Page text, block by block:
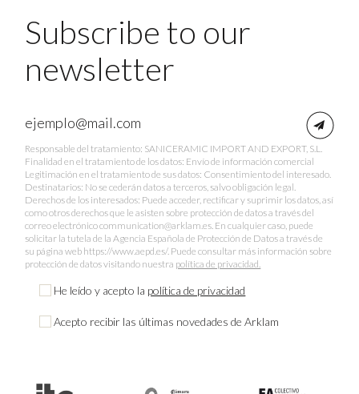
Subscribe to our
newsletter
Responsable del tratamiento: SANICERAMIC IMPORT AND EXPORT, S.L.
Finalidad en el tratamiento de los datos: Envío de información comercial
Legitimación en el tratamiento de sus datos: Consentimiento del interesado.
Destinatarios: No se cederán datos a terceros, salvo obligación legal.
Derechos de los interesados: Puede acceder, rectificar y suprimir los datos, así
como otros derechos que le asisten sobre protección de datos a través del
correo electrónico communication@arklam.es. En cualquier caso, puede
solicitar la tutela de la Agencia Española de Protección de Datos a través de
su página web https://www.aepd.es/. Puede consultar más información sobre
protección de datos visitando nuestra política de privacidad.
He leído y acepto la política de privacidad
Acepto recibir las últimas novedades de Arklam